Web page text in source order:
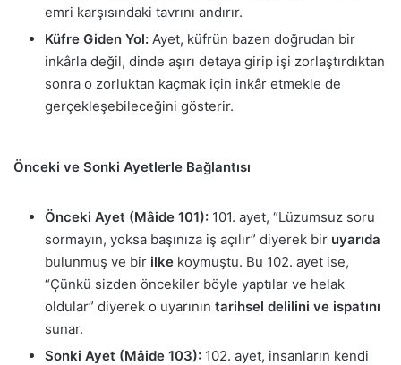
emri karşısındaki tavrını andırır.
Küfre Giden Yol: Ayet, küfrün bazen doğrudan bir
inkârla değil, dinde aşırı detaya girip işi zorlaştırdıktan
sonra o zorluktan kaçmak için inkâr etmekle de
gerçekleşebileceğini gösterir.
Önceki ve Sonki Ayetlerle Bağlantısı
Önceki Ayet (Mâide 101): 101. ayet, “Lüzumsuz soru
sormayın, yoksa başınıza iş açılır” diyerek bir uyarıda
bulunmuş ve bir ilke koymuştu. Bu 102. ayet ise,
“Çünkü sizden öncekiler böyle yaptılar ve helak
oldular” diyerek o uyarının tarihsel delilini ve ispatını
sunar.
Sonki Ayet (Mâide 103): 102. ayet, insanların kendi